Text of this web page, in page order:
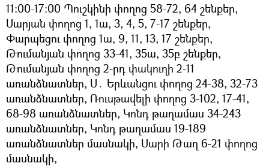
11:00-17:00 Պուշկինի փողոց 58-72, 64 շենքեր,
Սարյան փողոց 1, 1ա, 3, 4, 5, 7-17 շենքեր,
Փարպեցու փողոց 1ա, 9, 11, 13, 17 շենքեր,
Թումանյան փողոց 33-41, 35ա, 35բ շենքեր,
Թումանյան փողոց 2-րդ փակուղի 2-11
առանձնատներ, Ս․ Երևանցու փողոց 24-38, 32-73
առանձնատներ, Ռուսթավելի փողոց 3-102, 17-41,
68-98 առանձնատներ, Կոնդ թաղամաս 34-243
առանձնատներ, Կոնդ թաղամաս 19-189
առանձնատներ մասնակի, Սարի Թաղ 6-21 փողոց
մասնակի,